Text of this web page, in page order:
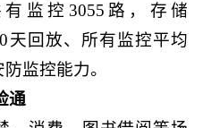
监控3055路，存储
天回放、所有监控平均
监控能力。
通